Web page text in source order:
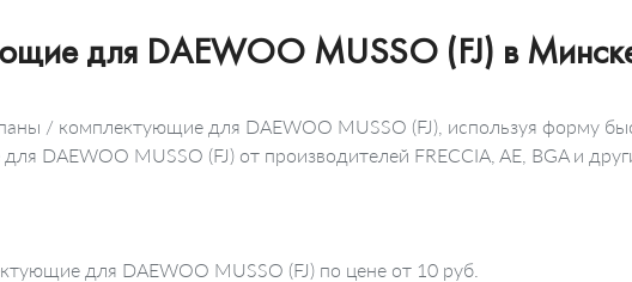
для DAEWOO MUSSO (FJ) в
/ комплектующие для DAEWOO MUSSO (FJ), используя форму
DAEWOO MUSSO (FJ) от производителей FRECCIA, AE, BGA и
для DAEWOO MUSSO (FJ) по цене от 10 руб.